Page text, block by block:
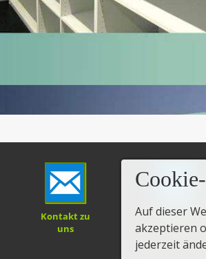
Kontakt zu
uns
Alle Produkte
im Überblick
Auf dieser
akzeptieren
jederzeit